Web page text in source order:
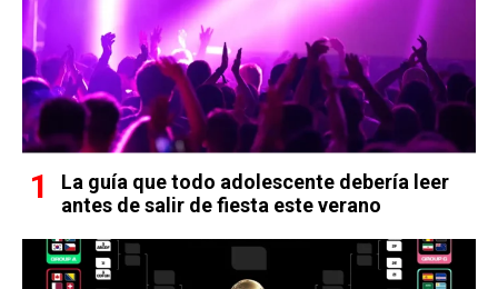
La guía que todo adolescente debería leer
antes de salir de fiesta este verano